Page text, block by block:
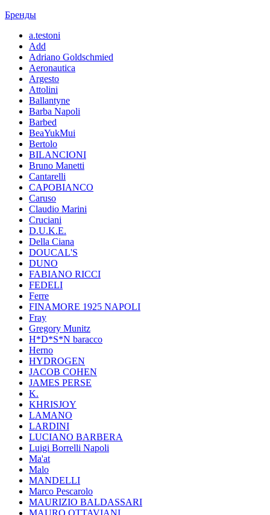
Бренды
a.testoni
Add
Adriano Goldschmied
Aeronautica
Argesto
Attolini
Ballantyne
Barba Napoli
Barbed
BeaYukMui
Bertolo
BILANCIONI
Bruno Manetti
Cantarelli
CAPOBIANCO
Caruso
Claudio Marini
Cruciani
D.U.K.E.
Della Ciana
DOUCAL'S
DUNO
FABIANO RICCI
FEDELI
Ferre
FINAMORE 1925 NAPOLI
Fray
Gregory Munitz
H*D*S*N baracco
Herno
HYDROGEN
JACOB COHEN
JAMES PERSE
K.
KHRISJOY
LAMANO
LARDINI
LUCIANO BARBERA
Luigi Borrelli Napoli
Ma'at
Malo
MANDELLI
Marco Pescarolo
MAURIZIO BALDASSARI
MAURO OTTAVIANI